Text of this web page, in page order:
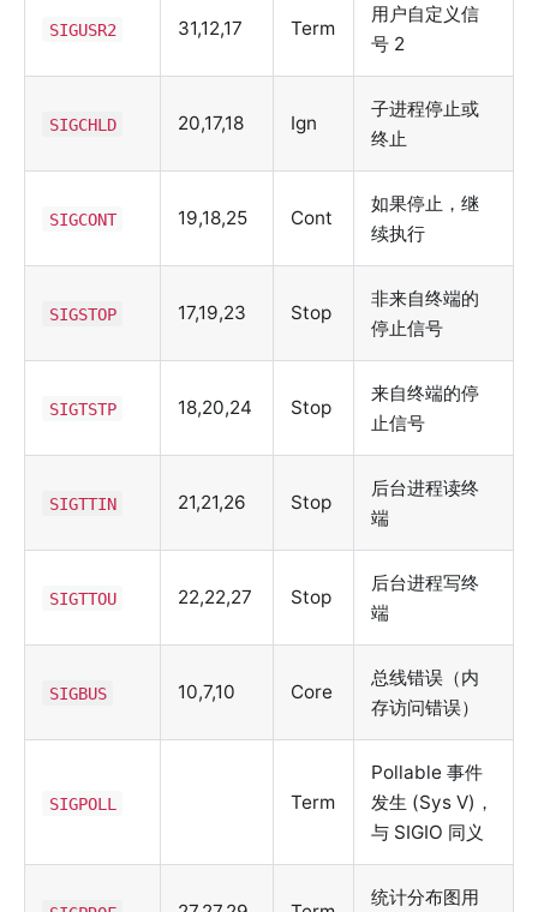
SIGUSR2 31,12,17 Term
用户自定义信
号 2
SIGCHLD 20,17,18 Ign
子进程停止或
终止
SIGCONT 19,18,25 Cont
如果停止，继
续执行
SIGSTOP 17,19,23 Stop
非来自终端的
停止信号
SIGTSTP 18,20,24 Stop
来自终端的停
止信号
SIGTTIN 21,21,26 Stop
后台进程读终
端
SIGTTOU 22,22,27 Stop
后台进程写终
端
SIGBUS 10,7,10 Core
总线错误（内
存访问错误）
SIGPOLL Term
Pollable 事件
发生 (Sys V)，
与 SIGIO 同义
统计分布图用